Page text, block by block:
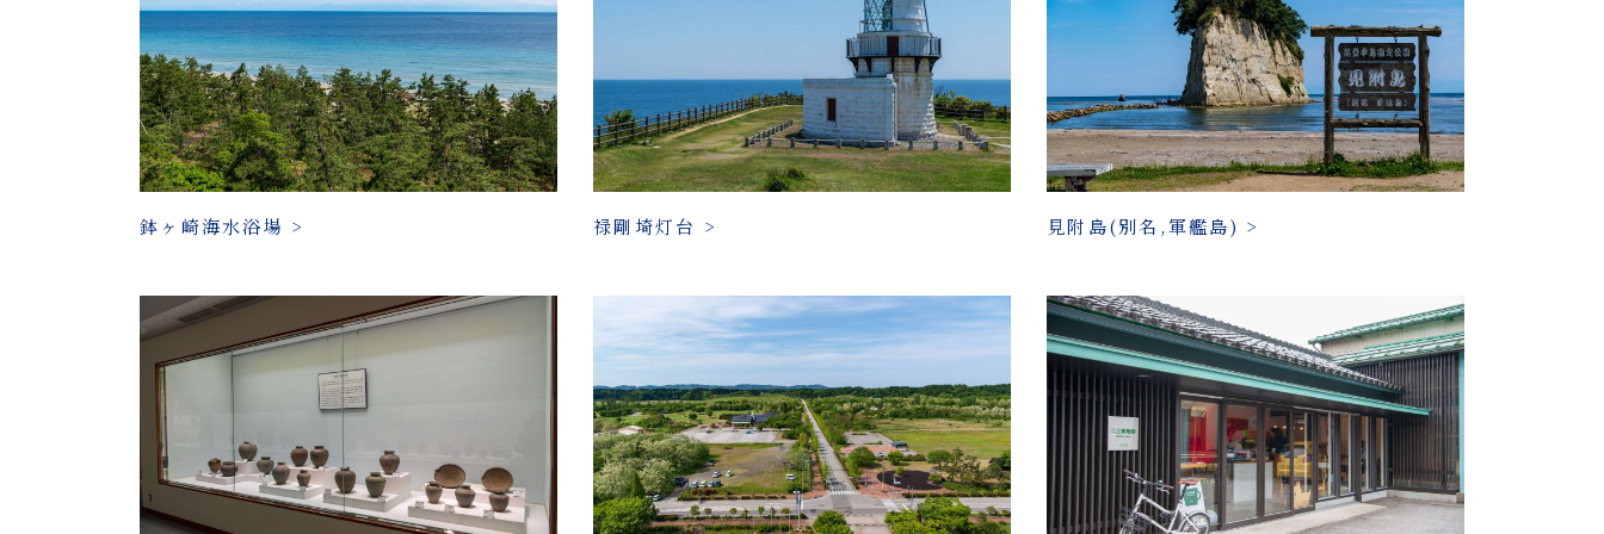
鉢ヶ崎海水浴場 > 禄剛埼灯台 > 見附島(別名,軍艦島) >